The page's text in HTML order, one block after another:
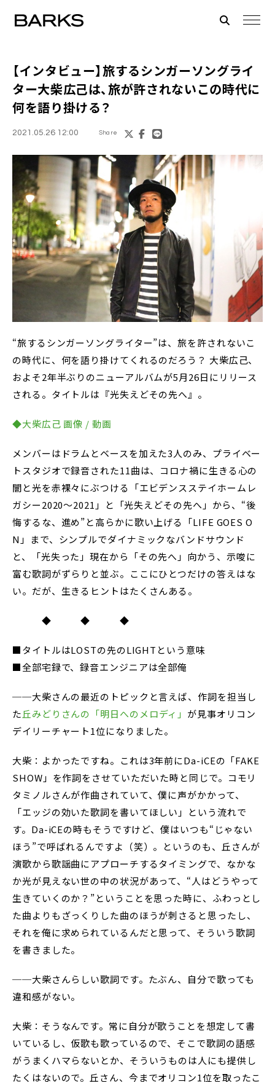
【インタビュー】旅するシンガーソングライ
ター大柴広己は、旅が許されないこの時代に
何を語り掛ける？
2021.05.26 12:00 Share
“旅するシンガーソングライター”は、旅を許されないこ
の時代に、何を語り掛けてくれるのだろう？ 大柴広己、
およそ2年半ぶりのニューアルバムが5月26日にリリース
される。タイトルは『光失えどその先へ』。
◆大柴広己 画像 / 動画
メンバーはドラムとベースを加えた3人のみ、プライベー
トスタジオで録音された11曲は、コロナ禍に生きる心の
闇と光を赤裸々にぶつける「エビデンスステイホームレ
ガシー2020～2021」と「光失えどその先へ」から、“後
悔するな、進め”と高らかに歌い上げる「LIFE GOES O
N」まで、シンプルでダイナミックなバンドサウンド
と、「光失った」現在から「その先へ」向かう、示唆に
富む歌詞がずらりと並ぶ。ここにひとつだけの答えはな
い。だが、生きるヒントはたくさんある。
◆ ◆ ◆
■タイトルはLOSTの先のLIGHTという意味
■全部宅録で、録音エンジニアは全部俺
──大柴さんの最近のトピックと言えば、作詞を担当し
た丘みどりさんの「明日へのメロディ」 が見事オリコン
デイリーチャート1位になりました。
大柴：よかったですね。これは3年前にDa-iCEの「FAKE
SHOW」を作詞をさせていただいた時と同じで。コモリ
タミノルさんが作曲されていて、僕に声がかかって、
「エッジの効いた歌詞を書いてほしい」という流れで
す。Da-iCEの時もそうですけど、僕はいつも“じゃない
ほう”で呼ばれるんですよ（笑）。というのも、丘さんが
演歌から歌謡曲にアプローチするタイミングで、なかな
か光が見えない世の中の状況があって、“人はどうやって
生きていくのか？”ということを思った時に、ふわっとし
た曲よりもざっくりした曲のほうが刺さると思ったし、
それを俺に求められているんだと思って、そういう歌詞
を書きました。
──大柴さんらしい歌詞です。たぶん、自分で歌っても
違和感がない。
大柴：そうなんです。常に自分が歌うことを想定して書
いているし、仮歌も歌っているので、そこで歌詞の語感
がうまくハマらないとか、そういうものは人にも提供し
たくはないので。丘さん、今までオリコン1位を取ったこ